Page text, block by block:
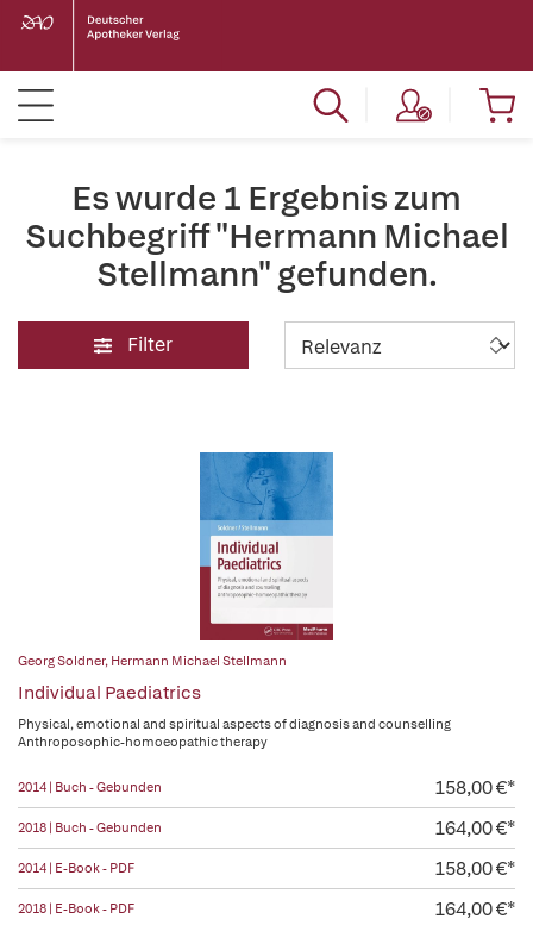
Es wurde 1 Ergebnis zum
Suchbegriff "Hermann Michael
Stellmann" gefunden.
Filter
Georg Soldner, Hermann Michael Stellmann
Individual Paediatrics
Physical, emotional and spiritual aspects of diagnosis and counselling
Anthroposophic-homoeopathic therapy
2014 | Buch - Gebunden 158,00 €*
2018 | Buch - Gebunden 164,00 €*
2014 | E-Book - PDF 158,00 €*
2018 | E-Book - PDF 164,00 €*